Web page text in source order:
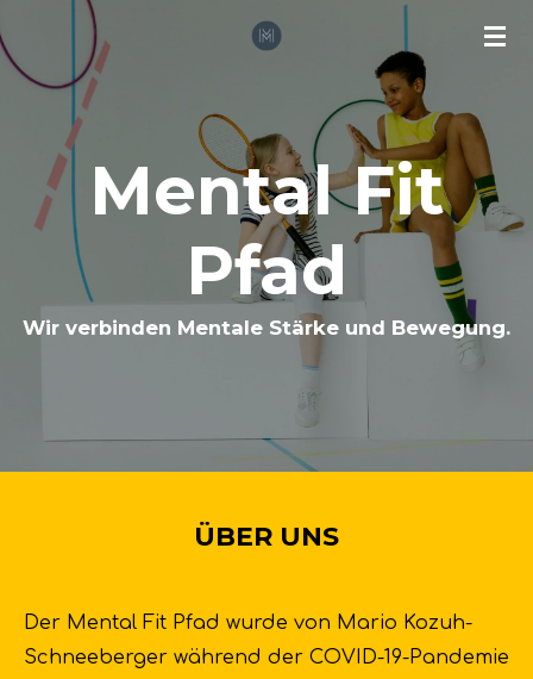
Hauptinhalt
springen
Mental Fit
Pfad
Wir verbinden Mentale Stärke und Bewegung.
ÜBER UNS
Der Mental Fit Pfad wurde von Mario Kozuh-
Schneeberger während der COVID-19-Pandemie